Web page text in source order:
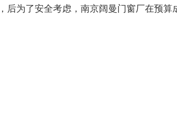
后为了安全考虑，南京阔曼门窗厂在预算